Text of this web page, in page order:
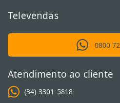
Televendas
0800
Atendimento ao cliente
(34) 3301-5818